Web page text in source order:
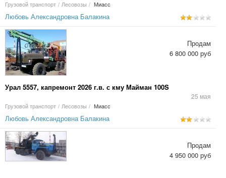
Грузовой транспорт / Лесовозы / Миасс
Любовь Александровна Балакина
Урал 5557, капремонт 2026 г.в. с кму Майман 100S
25 мая
Грузовой транспорт / Лесовозы / Миасс
Продам
6 800 000 руб
Любовь Александровна Балакина
Продам
4 950 000 руб